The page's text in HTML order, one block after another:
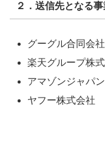
２．送信先となる
グーグル合同会社
楽天グループ株
アマゾンジャパ
ヤフー株式会社